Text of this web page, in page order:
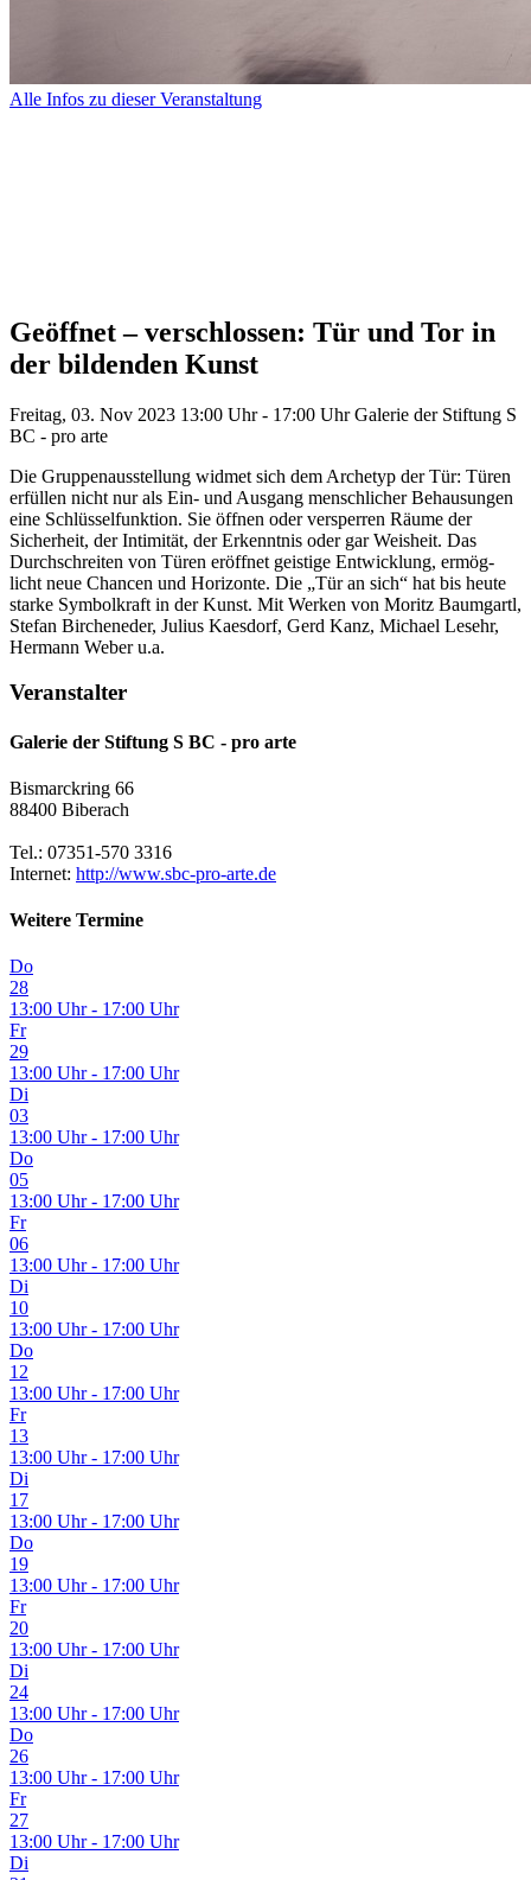
Alle Infos zu dieser Veranstaltung
Geöffnet – verschlossen: Tür und Tor in
der bildenden Kunst
Freitag, 03. Nov 2023 13:00 Uhr - 17:00 Uhr Galerie der Stiftung S
BC - pro arte
Die Gruppenausstellung widmet sich dem Archetyp der Tür: Türen
erfüllen nicht nur als Ein- und Ausgang menschlicher Behausungen
eine Schlüsselfunktion. Sie öffnen oder versperren Räume der
Sicherheit, der Intimität, der Erkenntnis oder gar Weisheit. Das
Durchschreiten von Türen eröffnet geistige Entwicklung, ermög-
licht neue Chancen und Horizonte. Die „Tür an sich“ hat bis heute
starke Symbolkraft in der Kunst. Mit Werken von Moritz Baumgartl,
Stefan Bircheneder, Julius Kaesdorf, Gerd Kanz, Michael Lesehr,
Hermann Weber u.a.
Veranstalter
Galerie der Stiftung S BC - pro arte
Bismarckring 66
88400 Biberach
Tel.: 07351-570 3316
Internet: http://www.sbc-pro-arte.de
Weitere Termine
Do
28
13:00 Uhr - 17:00 Uhr
Fr
29
13:00 Uhr - 17:00 Uhr
Di
03
13:00 Uhr - 17:00 Uhr
Do
05
13:00 Uhr - 17:00 Uhr
Fr
06
13:00 Uhr - 17:00 Uhr
Di
10
13:00 Uhr - 17:00 Uhr
Do
12
13:00 Uhr - 17:00 Uhr
Fr
13
13:00 Uhr - 17:00 Uhr
Di
17
13:00 Uhr - 17:00 Uhr
Do
19
13:00 Uhr - 17:00 Uhr
Fr
20
13:00 Uhr - 17:00 Uhr
Di
24
13:00 Uhr - 17:00 Uhr
Do
26
13:00 Uhr - 17:00 Uhr
Fr
27
13:00 Uhr - 17:00 Uhr
Di